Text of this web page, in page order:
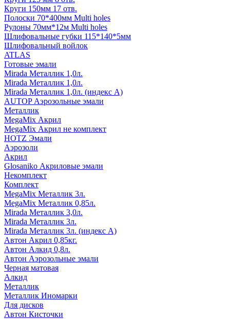
Круги 150мм 17 отв.
Полоски 70*400мм Multi holes
Рулоны 70мм*12м Multi holes
Шлифовальные губки 115*140*5мм
Шлифовальный войлок
ATLAS
Готовые эмали
Mirada Металлик 1,0л.
Mirada Металлик 1,0л.
Mirada Металлик 1,0л. (индекс А)
AUTOP Аэрозольные эмали
Металлик
MegaMix Акрил
MegaMix Акрил не комплект
HOTZ Эмали
Аэрозоли
Акрил
Glosaniko Акриловые эмали
Некомплект
Комплект
MegaMix Металлик 3л.
MegaMix Металлик 0,85л.
Mirada Металлик 3,0л.
Mirada Металлик 3л.
Mirada Металлик 3л. (индекс А)
Автон Акрил 0,85кг.
Автон Алкид 0,8л.
Автон Аэрозольные эмали
Черная матовая
Алкид
Металлик
Металлик Иномарки
Для дисков
Автон Кисточки